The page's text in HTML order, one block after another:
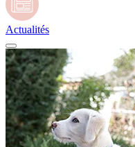
Actualités